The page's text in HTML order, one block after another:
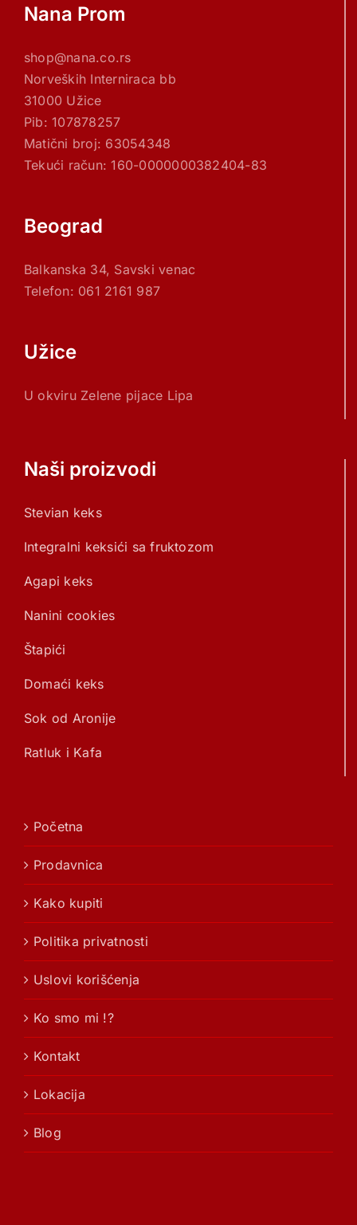
Nana Prom
shop@nana.co.rs
Norveških Interniraca bb
31000 Užice
Pib: 107878257
Matični broj: 63054348
Tekući račun: 160-0000000382404-83
Beograd
Balkanska 34, Savski venac
Telefon: 061 2161 987
Užice
U okviru Zelene pijace Lipa
Naši proizvodi
Stevian keks
Integralni keksići sa fruktozom
Agapi keks
Nanini cookies
Štapići
Domaći keks
Sok od Aronije
Ratluk i Kafa
Početna
Prodavnica
Kako kupiti
Politika privatnosti
Uslovi korišćenja
Ko smo mi !?
Kontakt
Lokacija
Blog